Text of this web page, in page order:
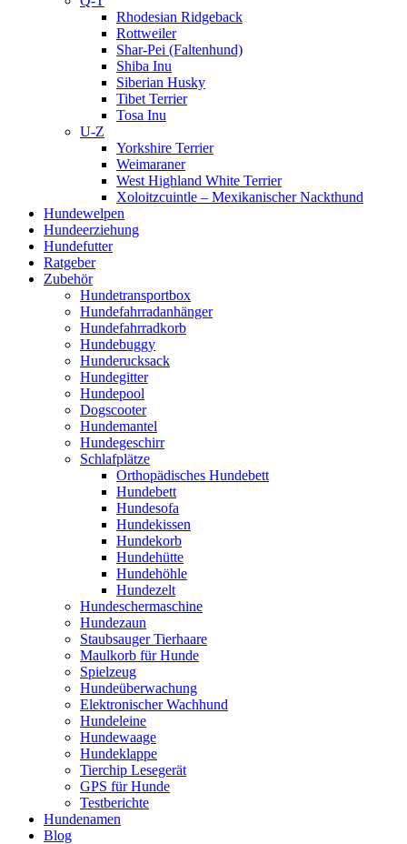
Rhodesian Ridgeback
Rottweiler
Shar-Pei (Faltenhund)
Shiba Inu
Siberian Husky
Tibet Terrier
Tosa Inu
U-Z
Yorkshire Terrier
Weimaraner
West Highland White Terrier
Xoloitzcuintle – Mexikanischer Nackthund
Hundewelpen
Hundeerziehung
Hundefutter
Ratgeber
Zubehör
Hundetransportbox
Hundefahrradanhänger
Hundefahrradkorb
Hundebuggy
Hunderucksack
Hundegitter
Hundepool
Dogscooter
Hundemantel
Hundegeschirr
Schlafplätze
Orthopädisches Hundebett
Hundebett
Hundesofa
Hundekissen
Hundekorb
Hundehütte
Hundehöhle
Hundezelt
Hundeschermaschine
Hundezaun
Staubsauger Tierhaare
Maulkorb für Hunde
Spielzeug
Hundeüberwachung
Elektronischer Wachhund
Hundeleine
Hundewaage
Hundeklappe
Tierchip Lesegerät
GPS für Hunde
Testberichte
Hundenamen
Blog